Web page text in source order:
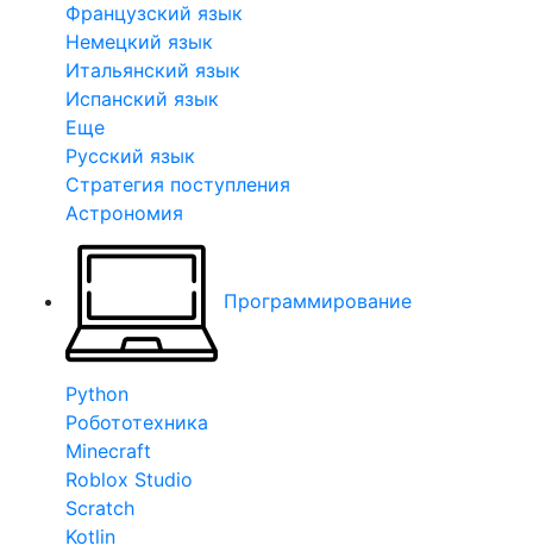
Французский язык
Немецкий язык
Итальянский язык
Испанский язык
Еще
Русский язык
Стратегия поступления
Астрономия
Программирование
Python
Робототехника
Minecraft
Roblox Studio
Scratch
Kotlin